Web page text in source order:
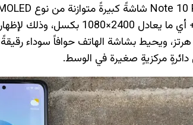
لمعدّل التحديث 120 هرتز، ويحيط بشاشة الهاتف حوافاً
دائرةٍ مركزيةٍ صغيرة في الوسط.